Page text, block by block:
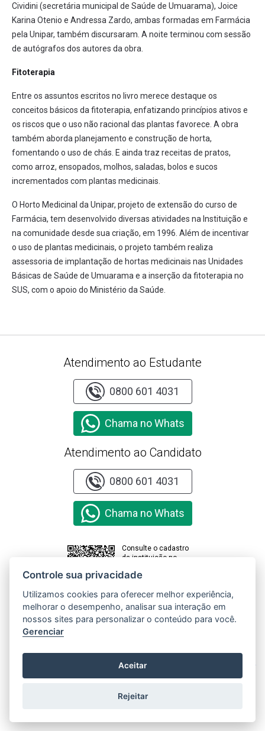
Cividini (secretária municipal de Saúde de Umuarama), Joice
Karina Otenio e Andressa Zardo, ambas formadas em Farmácia
pela Unipar, também discursaram. A noite terminou com sessão
de autógrafos dos autores da obra.
Fitoterapia
Entre os assuntos escritos no livro merece destaque os
conceitos básicos da fitoterapia, enfatizando princípios ativos e
os riscos que o uso não racional das plantas favorece. A obra
também aborda planejamento e construção de horta,
fomentando o uso de chás. E ainda traz receitas de pratos,
como arroz, ensopados, molhos, saladas, bolos e sucos
incrementados com plantas medicinais.
O Horto Medicinal da Unipar, projeto de extensão do curso de
Farmácia, tem desenvolvido diversas atividades na Instituição e
na comunidade desde sua criação, em 1996. Além de incentivar
o uso de plantas medicinais, o projeto também realiza
assessoria de implantação de hortas medicinais nas Unidades
Básicas de Saúde de Umuarama e a inserção da fitoterapia no
SUS, com o apoio do Ministério da Saúde.
Atendimento ao Estudante
0800 601 4031
Chama no Whats
Atendimento ao Candidato
0800 601 4031
Chama no Whats
Consulte o cadastro
da instituição no
Clique aqui e
acesse o
Salarial de
Copyright © 2000 - 2026 Universidade Paranaense. Todos os direitos
Controle sua privacidade
Utilizamos cookies para oferecer melhor experiência,
melhorar o desempenho, analisar sua interação em
nossos sites para personalizar o conteúdo para você.
Gerenciar
Aceitar
Rejeitar